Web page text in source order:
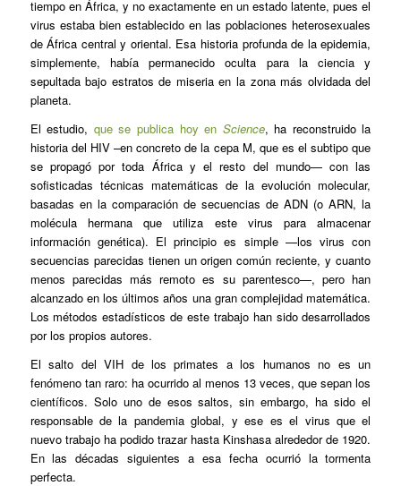
tiempo en África, y no exactamente en un estado latente, pues el
virus estaba bien establecido en las poblaciones heterosexuales
de África central y oriental. Esa historia profunda de la epidemia,
simplemente, había permanecido oculta para la ciencia y
sepultada bajo estratos de miseria en la zona más olvidada del
planeta.
El estudio, que se publica hoy en Science, ha reconstruido la
historia del HIV –en concreto de la cepa M, que es el subtipo que
se propagó por toda África y el resto del mundo— con las
sofisticadas técnicas matemáticas de la evolución molecular,
basadas en la comparación de secuencias de ADN (o ARN, la
molécula hermana que utiliza este virus para almacenar
información genética). El principio es simple —los virus con
secuencias parecidas tienen un origen común reciente, y cuanto
menos parecidas más remoto es su parentesco—, pero han
alcanzado en los últimos años una gran complejidad matemática.
Los métodos estadísticos de este trabajo han sido desarrollados
por los propios autores.
El salto del VIH de los primates a los humanos no es un
fenómeno tan raro: ha ocurrido al menos 13 veces, que sepan los
científicos. Solo uno de esos saltos, sin embargo, ha sido el
responsable de la pandemia global, y ese es el virus que el
nuevo trabajo ha podido trazar hasta Kinshasa alrededor de 1920.
En las décadas siguientes a esa fecha ocurrió la tormenta
perfecta.